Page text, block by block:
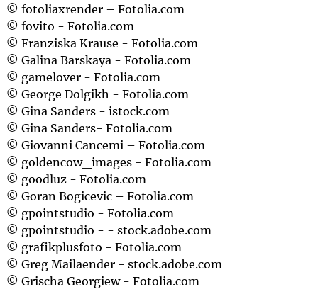
© fotoliaxrender – Fotolia.com
© fovito - Fotolia.com
© Franziska Krause - Fotolia.com
© Galina Barskaya - Fotolia.com
© gamelover - Fotolia.com
© George Dolgikh - Fotolia.com
© Gina Sanders - istock.com
© Gina Sanders- Fotolia.com
© Giovanni Cancemi – Fotolia.com
© goldencow_images - Fotolia.com
© goodluz - Fotolia.com
© Goran Bogicevic – Fotolia.com
© gpointstudio - Fotolia.com
© gpointstudio - - stock.adobe.com
© grafikplusfoto - Fotolia.com
© Greg Mailaender - stock.adobe.com
© Grischa Georgiew - Fotolia.com